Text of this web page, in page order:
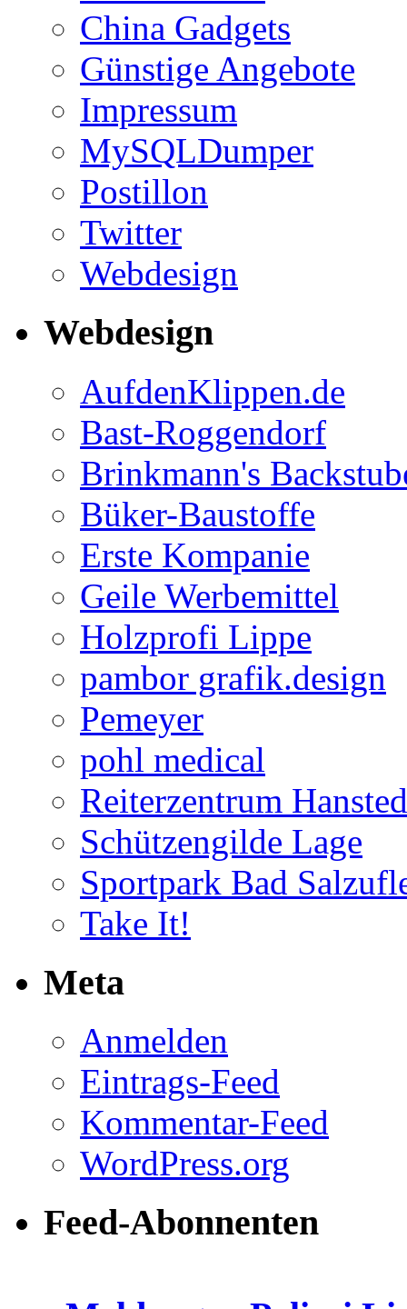
China Gadgets
Günstige Angebote
Impressum
MySQLDumper
Postillon
Twitter
Webdesign
Webdesign
AufdenKlippen.de
Bast-Roggendorf
Brinkmann's
Büker-Baustoffe
Erste Kompanie
Geile Werbemittel
Holzprofi Lippe
pambor grafik.design
Pemeyer
pohl medical
Reiterzentrum
Schützengilde Lage
Sportpark Bad
Take It!
Meta
Anmelden
Eintrags-Feed
Kommentar-Feed
WordPress.org
Feed-Abonnenten